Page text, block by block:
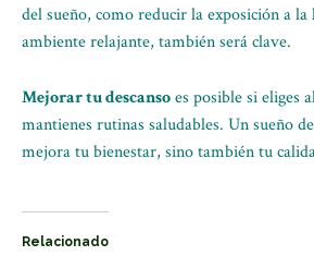
del sueño, como reducir la exposición a la
ambiente relajante, también será clave.
Mejorar tu descansoes posible si eliges
mantienes rutinas saludables. Un sueño
mejora tu bienestar, sino también tu
Relacionado